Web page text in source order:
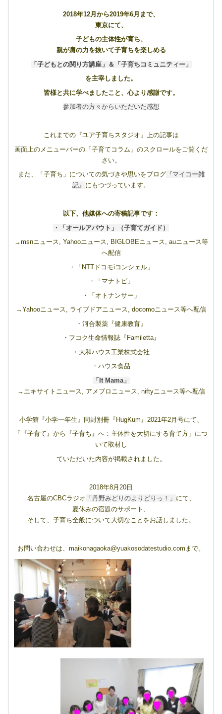
2018年12月から2019年6月まで、
東京にて、
子どもの主体性が育ち、
親が肩の力を抜いて子育ちを楽しめる
「子どもとの関り方講座」＆「子育ちコミュニティー」
を主宰しました。
皆様と共に学べましたこと、心より感謝です。
参加者の方々からいただいた感想
これまでの『ユア子育ちスタジオ』上の記事は
画面上のメニューバーの「子育てコラム」のスクロールをご覧くだ
さい。
また、「子育ち」についての気づきや思いをブログ『マイコー雑
記』 にもつづっています。
以下、他媒体への寄稿記事です：
・「オールアバウト」（子育てガイド）
→msnニュース, Yahooニュース, BIGLOBEニュース, auニュース等
へ配信
・「NTTドコモiコンシェル」
・「マナトピ」
・「オトナンサー」
→Yahooニュース, ライブドアニュース, docomoニュース等へ配信
・河合製薬『健康教育』
・フコク生命情報誌『Familetta』
・大和ハウス工業株式会社
・ハウス食品
「It Mama」
→エキサイトニュース, アメブロニュース, niftyニュース等へ配信
小学館『小学一年生』同封別冊『HugKum』2021年2月号にて、
「『子育て』から『子育ち』へ：主体性を大切にする育て方」につ
いて取材し
ていただいた内容が掲載されました。
2018年8月20日
名古屋のCBCラジオ 「丹野みどりのよりどりっ！」 にて、
夏休みの宿題のサポート、
そして、子育ち全般について大切なことをお話しました。
お問い合わせは、maikonagaoka@yuakosodatestudio.comまで。